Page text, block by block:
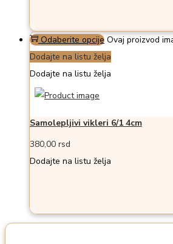
Odaberite opcije Ovaj proizvod
Dodajte na listu želja
Dodajte na listu želja
Samolepljivi vikleri 6/1 4cm
380,00 rsd
Dodajte na listu želja